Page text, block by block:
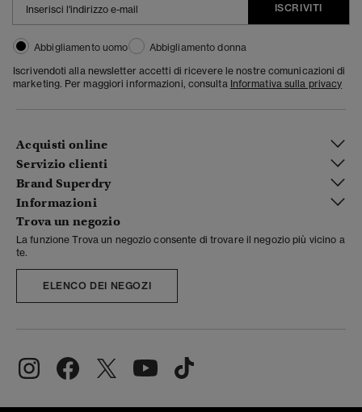
ISCRIVITI
Abbigliamento uomo
Abbigliamento donna
Iscrivendoti alla newsletter accetti di ricevere le nostre comunicazioni di
marketing. Per maggiori informazioni, consulta Informativa sulla privacy
Acquisti online
Servizio clienti
Brand Superdry
Informazioni
Trova un negozio
La funzione Trova un negozio consente di trovare il negozio più vicino a
te.
ELENCO DEI NEGOZI